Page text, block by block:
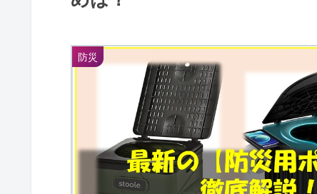
防災